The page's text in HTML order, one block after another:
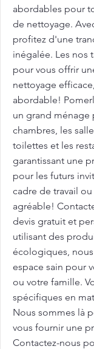
abordables pour
de nettoyage.
profitez d'une
inégalée. Les nos
pour vous offrir
nettoyage
abordable!
un grand ménage
chambres, les
toilettes et les
garantissant une
pour les futurs
cadre de travail
agréable!
devis gratuit et
utilisant des
écologiques,
espace sain pour
ou votre famille.
spécifiques en
Nous sommes là
vous fournir une
Contactez-nous